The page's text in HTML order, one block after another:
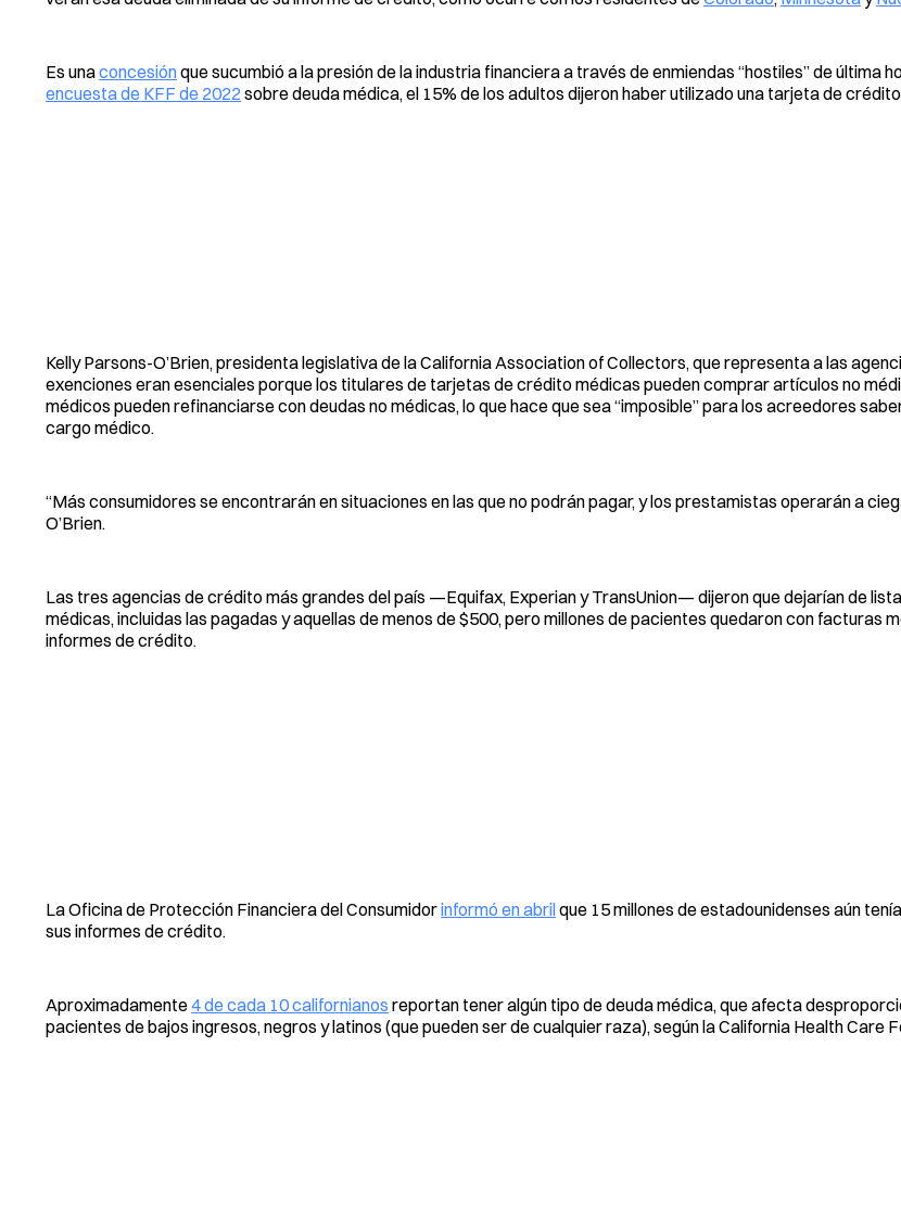
Es unaconcesiónque sucumbió a la presión de la industria financiera a través de enmiendas “hostiles” de última
encuesta de KFF de 2022 sobre deuda médica, el 15% de los adultos dijeron haber utilizado una tarjeta de
Kelly Parsons-O’Brien, presidenta legislativa de la California Association of Collectors, que representa a las
exenciones eran esenciales porque los titulares de tarjetas de crédito médicas pueden comprar artículos no
médicos pueden refinanciarse con deudas no médicas, lo que hace que sea “imposible” para los acreedores
cargo médico.
“Más consumidores se encontrarán en situaciones en las que no podrán pagar, y los prestamistas operarán a
O’Brien.
Las tres agencias de crédito más grandes del país —Equifax, Experian y TransUnion— dijeron que dejarían de
médicas, incluidas las pagadas y aquellas de menos de $500, pero millones de pacientes quedaron con facturas
informes de crédito.
La Oficina de Protección Financiera del Consumidorinformó en abrilque 15 millones de estadounidenses aún
sus informes de crédito.
Aproximadamente4 de cada 10 californianos reportan tener algún tipo de deuda médica, que afecta
pacientes de bajos ingresos, negros y latinos (que pueden ser de cualquier raza), según la California Health Care